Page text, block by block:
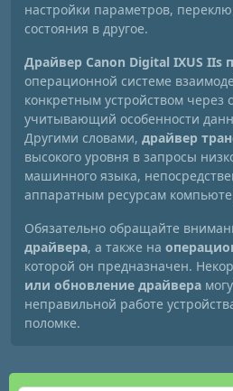
настройки параметров,
состояния в другое.
Драйвер Canon Digital IXUS IIs
операционной системе
конкретным устройством
учитывающий особенности
Другими словами, драйвер
высокого уровня в запросы
машинного языка,
аппаратным ресурсам
Обязательно обращайте
драйвера, а также на
которой он предназначен.
или обновление драйвера
неправильной работе
поломке.